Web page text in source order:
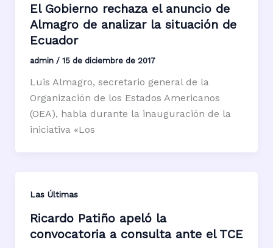
El Gobierno rechaza el anuncio de
Almagro de analizar la situación de
Ecuador
admin / 15 de diciembre de 2017
Luis Almagro, secretario general de la
Organización de los Estados Americanos
(OEA), habla durante la inauguración de la
iniciativa «Los
Las Últimas
Ricardo Patiño apeló la
convocatoria a consulta ante el TCE